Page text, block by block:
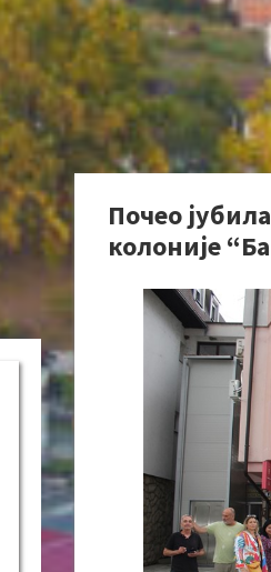
Почео
колоније